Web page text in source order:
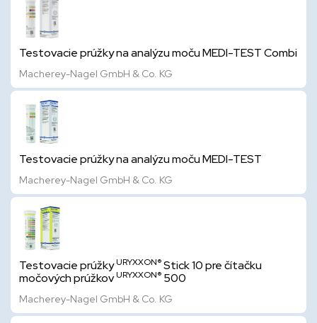
Testovacie prúžky na analýzu moču MEDI-TEST Combi
Macherey-Nagel GmbH & Co. KG
Testovacie prúžky na analýzu moču MEDI-TEST
Macherey-Nagel GmbH & Co. KG
Testovacie prúžkyURYXXON®Stick 10 pre čítačku
močových prúžkovURYXXON® 500
Macherey-Nagel GmbH & Co. KG